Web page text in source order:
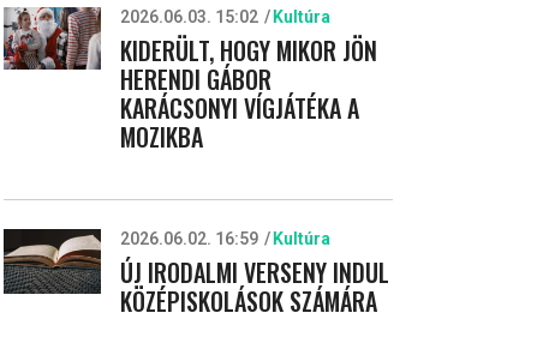
2026.06.03. 15:02 Kultúra
KIDERÜLT, HOGY MIKOR JÖN
HERENDI GÁBOR
KARÁCSONYI VÍGJÁTÉKA A
MOZIKBA
2026.06.02. 16:59 Kultúra
ÚJ IRODALMI VERSENY INDUL
KÖZÉPISKOLÁSOK SZÁMÁRA